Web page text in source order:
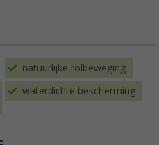
natuurlijke rolbeweging
waterdichte bescherming